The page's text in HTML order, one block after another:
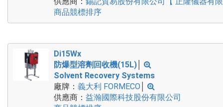
商品競標排序
Di15Wx
防爆型溶劑回收機(15L)
Solvent Recovery Systems
廠牌： 義大利 FORMECO
供應商： 益瀚國際科技股份有限公司